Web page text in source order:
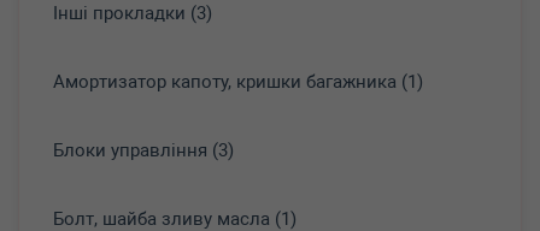
Інші прокладки (3)
Амортизатор капоту, кришки багажника (1)
Блоки управління (3)
Болт, шайба зливу масла (1)